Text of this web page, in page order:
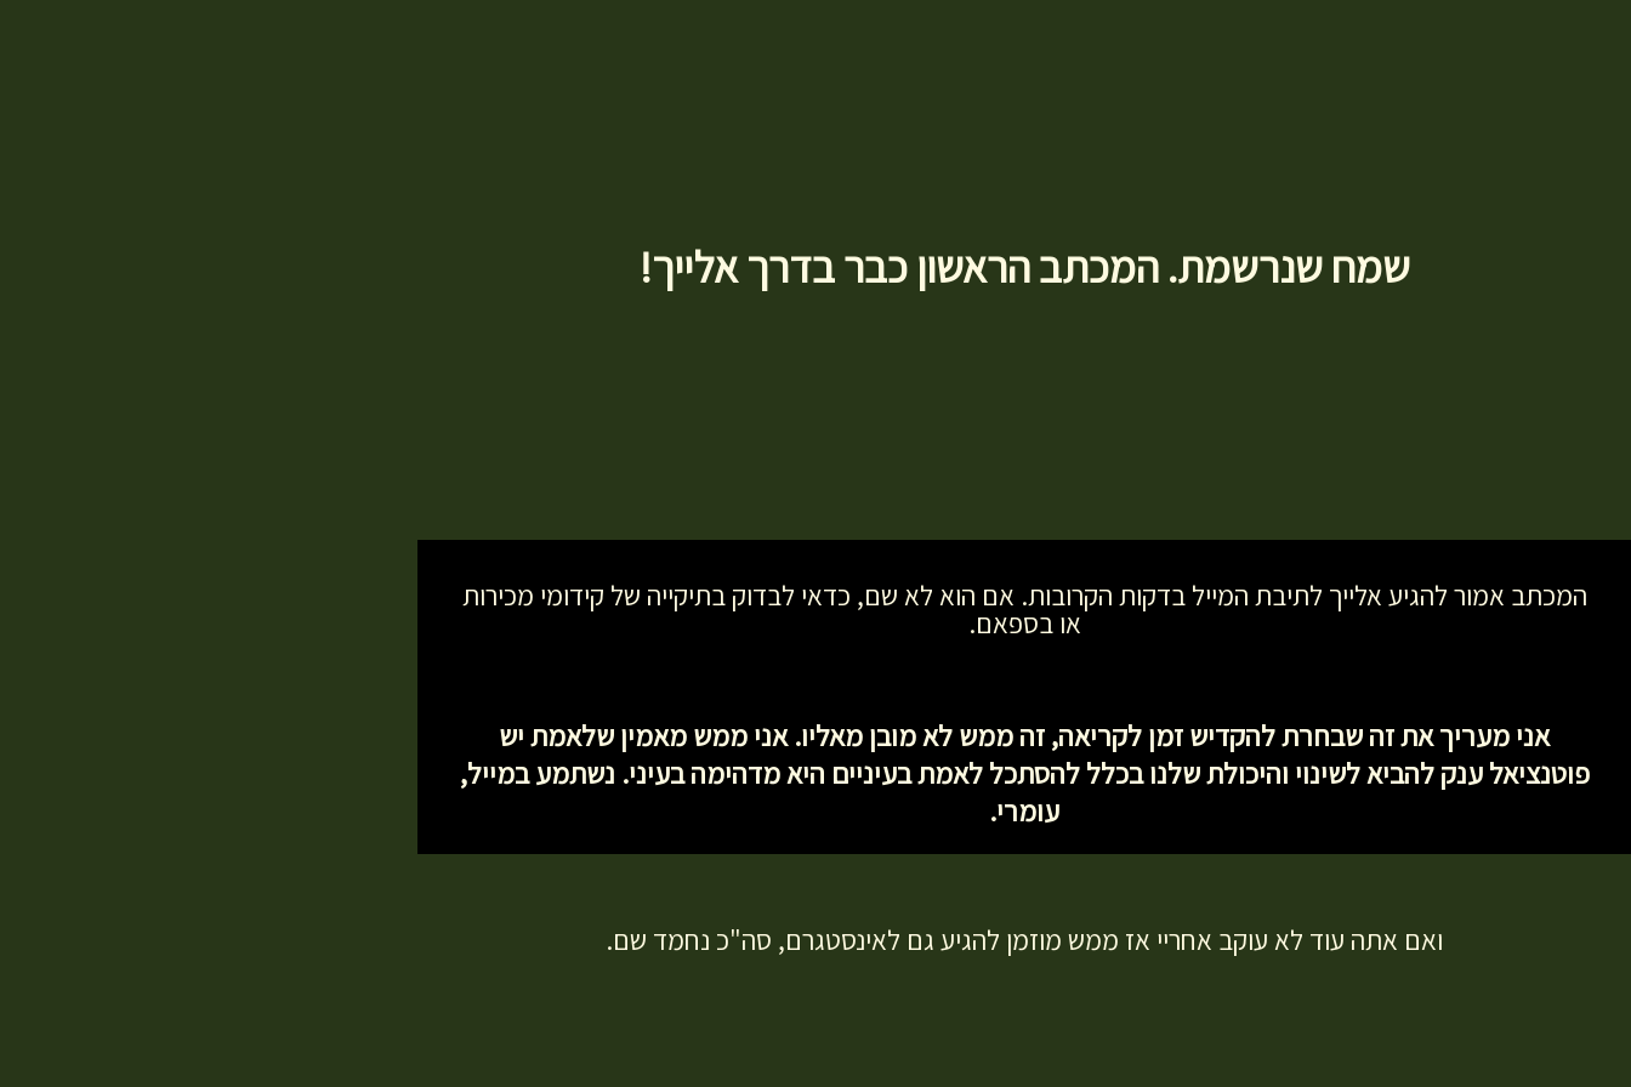
שמח שנרשמת. המכתב הראשון כבר בדרך אלייך!
המכתב אמור להגיע אלייך לתיבת המייל בדקות הקרובות. אם הוא לא שם, כדאי לבדוק בתיקייה של קידומי מכירות
או בספאם.
אני מעריך את זה שבחרת להקדיש זמן לקריאה, זה ממש לא מובן מאליו. אני ממש מאמין שלאמת יש
פוטנציאל ענק להביא לשינוי והיכולת שלנו בכלל להסתכל לאמת בעיניים היא מדהימה בעיני. נשתמע במייל,
עומרי.
ואם אתה עוד לא עוקב אחריי אז ממש מוזמן להגיע גם לאינסטגרם, סה"כ נחמד שם.